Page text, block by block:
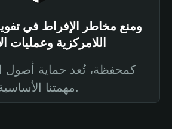
ومنع مخاطر الإفراط في
اللامركزية وعمليات
كمحفظة، تُعد حماية أصول
مهمتنا الأساسية.